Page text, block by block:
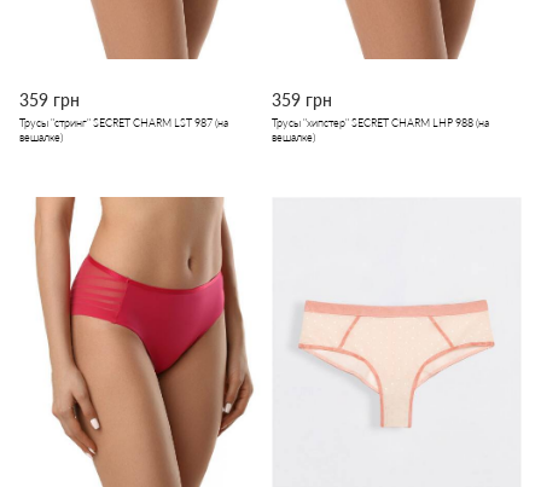
359 грн
Трусы "стринг" SECRET CHARM LST 987 (на
вешалке)
359 грн
Трусы "хипстер" SECRET CHARM LHP 988 (на
вешалке)